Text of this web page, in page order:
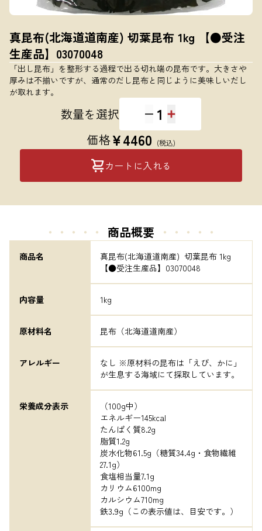
真昆布(北海道道南産) 切葉昆布 1kg 【●受注
生産品】03070048
「出し昆布」を整形する過程で出る切れ端の昆布です。大きさや
厚みは不揃いですが、通常のだし昆布と同じように美味しいだし
が取れます。
数量を選択 1
価格¥4460 (税込)
カートに入れる
・・・・・ 商品概要 ・・・・・
商品名
真昆布(北海道道南産)  切葉昆布 1kg
【●受注生産品】03070048
内容量 1kg
原材料名 昆布（北海道道南産）
アレルギー
なし ※原材料の昆布は「えび、かに」
が生息する海域にて採取しています。
栄養成分表示
（100g中）
エネルギー145kcal
たんぱく質8.2g
脂質1.2g
炭水化物61.5g（糖質34.4g・食物繊維
27.1g）
食塩相当量7.1g
カリウム6100mg
カルシウム710mg
鉄3.9g（この表示値は、目安です。）